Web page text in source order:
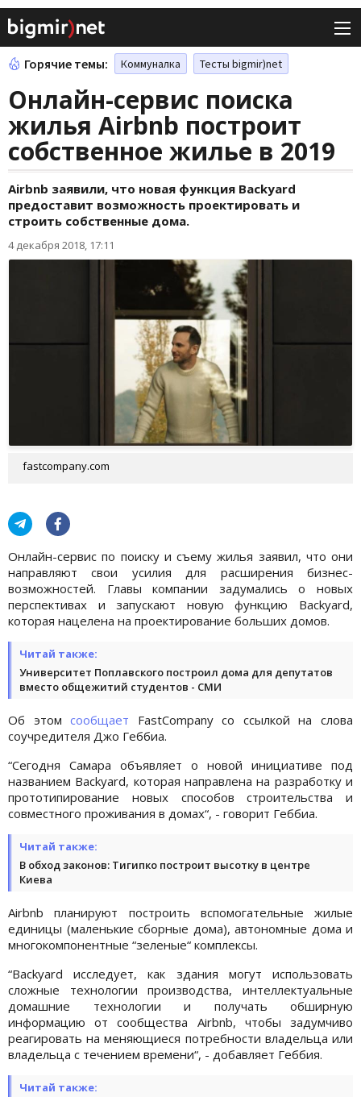
Горячие темы: Коммуналка Тесты bigmir)net
Онлайн-сервис поиска
жилья Airbnb построит
собственное жилье в 2019
Airbnb заявили, что новая функция Backyard
предоставит возможность проектировать и
строить собственные дома.
4 декабря 2018, 17:11
fastcompany.com
Онлайн-сервис по поиску и съему жилья заявил, что они
направляют свои усилия для расширения бизнес-
возможностей. Главы компании задумались о новых
перспективах и запускают новую функцию Backyard,
которая нацелена на проектирование больших домов.
Читай также:
Университет Поплавского построил дома для депутатов
вместо общежитий студентов - СМИ
Об этомсообщает FastCompany со ссылкой на слова
соучредителя Джо Геббиа.
“Сегодня Самара объявляет о новой инициативе под
названием Backyard, которая направлена на разработку и
прототипирование новых способов строительства и
совместного проживания в домах“, - говорит Геббиа.
Читай также:
В обход законов: Тигипко построит высотку в центре
Киева
Airbnb планируют построить вспомогательные жилые
единицы (маленькие сборные дома), автономные дома и
многокомпонентные “зеленые“ комплексы.
“Backyard исследует, как здания могут использовать
сложные технологии производства, интеллектуальные
домашние технологии и получать обширную
информацию от сообщества Airbnb, чтобы задумчиво
реагировать на меняющиеся потребности владельца или
владельца с течением времени“, - добавляет Геббия.
Читай также: